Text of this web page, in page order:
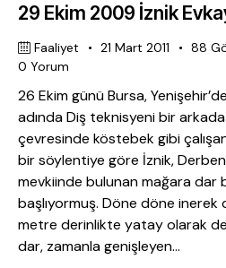
29 Ekim 2009 İznik
Faaliyet 21 Mart 2011 88
0 Yorum
26 Ekim günü Bursa,
adında Diş teknisyeni bir
çevresinde köstebek gibi
bir söylentiye göre İznik,
mevkiinde bulunan mağara dar
başlıyormuş. Döne döne
metre derinlikte yatay olarak
dar, zamanla genişleyen…